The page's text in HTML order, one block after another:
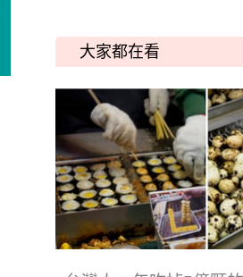
大家都在看